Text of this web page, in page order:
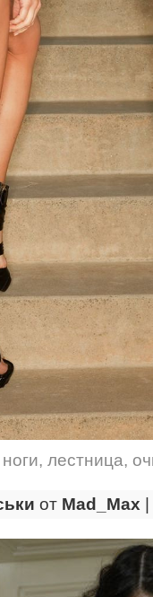
ноги, лестница,
от Mad_Max